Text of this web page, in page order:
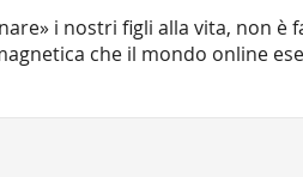
i nostri figli alla vita, non
che il mondo online